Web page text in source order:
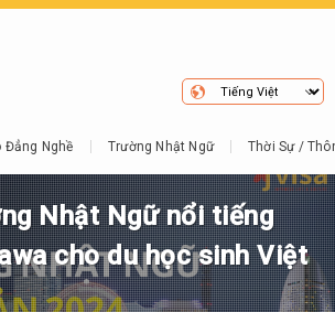
Đẳng Nghề Trường Nhật Ngữ Thời Sự /
Nhật Ngữ nổi tiếng
cho du học sinh Việt